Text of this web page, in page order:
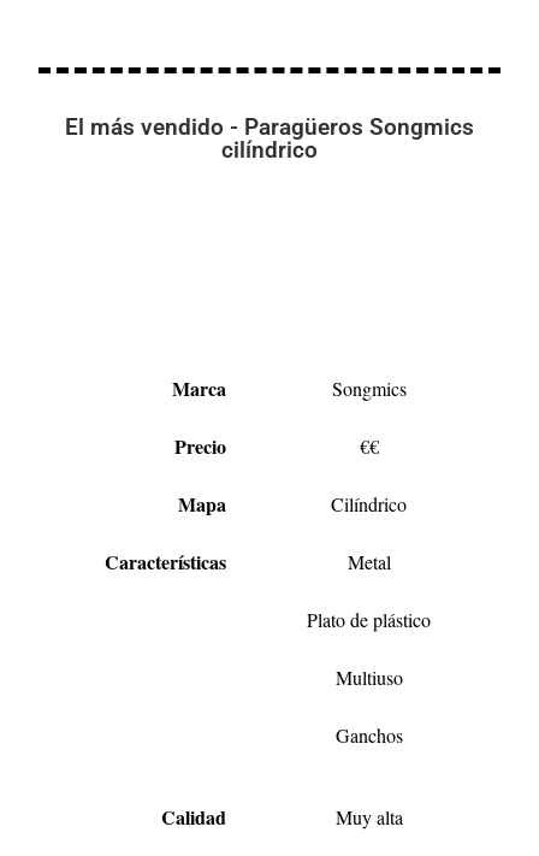
El más vendido - Paragüeros Songmics
cilíndrico
Marca Songmics
Precio €€
Mapa Cilíndrico
Características Metal
Plato de plástico
Multiuso
Ganchos
Calidad Muy alta